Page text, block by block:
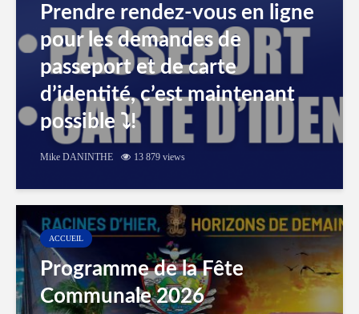
Prendre rendez-vous en ligne
pour les demandes de
passeport et de carte
d’identité, c’est maintenant
possible ⤵️!
Mike DANINTHE 13 879 views
ACCUEIL
Programme de la Fête
Communale 2026